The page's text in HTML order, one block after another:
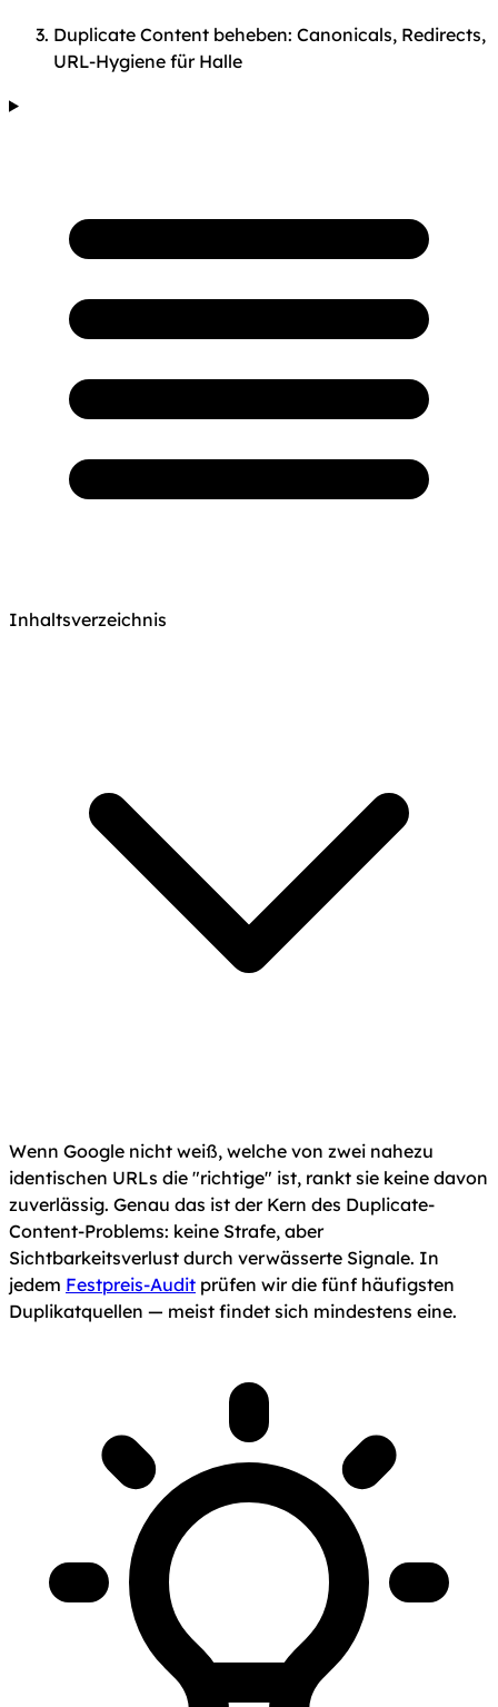
Duplicate Content beheben: Canonicals, Redirects,
URL-Hygiene für Halle
Inhaltsverzeichnis
Wenn Google nicht weiß, welche von zwei nahezu
identischen URLs die "richtige" ist, rankt sie keine davon
zuverlässig. Genau das ist der Kern des Duplicate-
Content-Problems: keine Strafe, aber
Sichtbarkeitsverlust durch verwässerte Signale. In
jedem Festpreis-Audit prüfen wir die fünf häufigsten
Duplikatquellen — meist findet sich mindestens eine.